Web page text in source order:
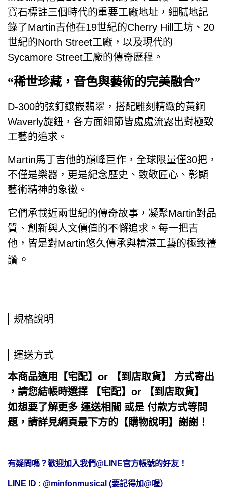
寶石標註三個時代的重要工廠地址，細膩地記
錄了Martin吉他在19世紀的Cherry Hill工坊、20
世紀的North Street工廠，以及現代的
Sycamore Street工廠的傳奇歷程。
“稀世珍藏，音色與藝術的完美融合”
D-300的弦釘鑲嵌翡翠，搭配雕刻精緻的黃銅
Waverly旋鈕，各方面細節皆處處流露出對極致
工藝的追求。
Martin馬丁吉他的巔峰巨作，全球限量僅30把，
不僅是樂器，更是紀念歷史、致敬匠心、彰顯
藝術精神的象徵。
它們承載近兩世紀的傳奇故事，凝聚Martin對品
質、創新與人文價值的不懈追求。每一把吉
他，皆是對Martin悠久傳承與精湛工藝的極致禮
讚 。
規格說明
運送方式
本商品適用【宅配】or 【到店取貨】 方式寄出
，請您結帳時選擇 【宅配】or 【到店取貨】
如想要了解更多 運送相關 或是 付款方式等問
題，請詳見網頁最下方的【購物說明】謝謝！
有疑問嗎？歡迎加入我們@LINE官方帳號的好友！
LINE ID : @minfonmusical (要記得加@喔）